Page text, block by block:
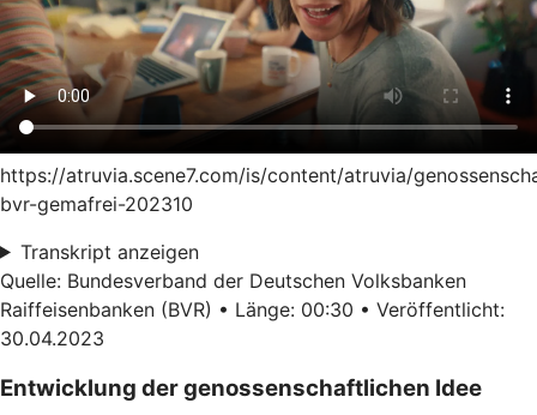
https://atruvia.scene7.com/is/content/atruvia/
bvr-gemafrei-202310
Transkript anzeigen
Quelle: Bundesverband der Deutschen Volksbanken
Raiffeisenbanken (BVR) • Länge: 00:30 • Veröffentlicht:
30.04.2023
Entwicklung der genossenschaftlichen Idee